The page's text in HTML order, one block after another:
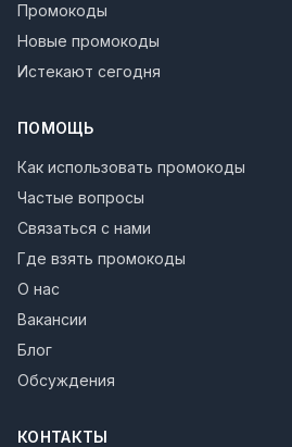
Промокоды
Новые промокоды
Истекают сегодня
ПОМОЩЬ
Как использовать промокоды
Частые вопросы
Связаться с нами
Где взять промокоды
О нас
Вакансии
Блог
Обсуждения
КОНТАКТЫ